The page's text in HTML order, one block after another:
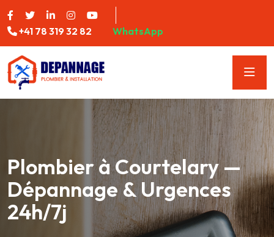
+41 78 319 32 82 WhatsApp
Plombier à Courtelary —
Dépannage & Urgences
24h/7j